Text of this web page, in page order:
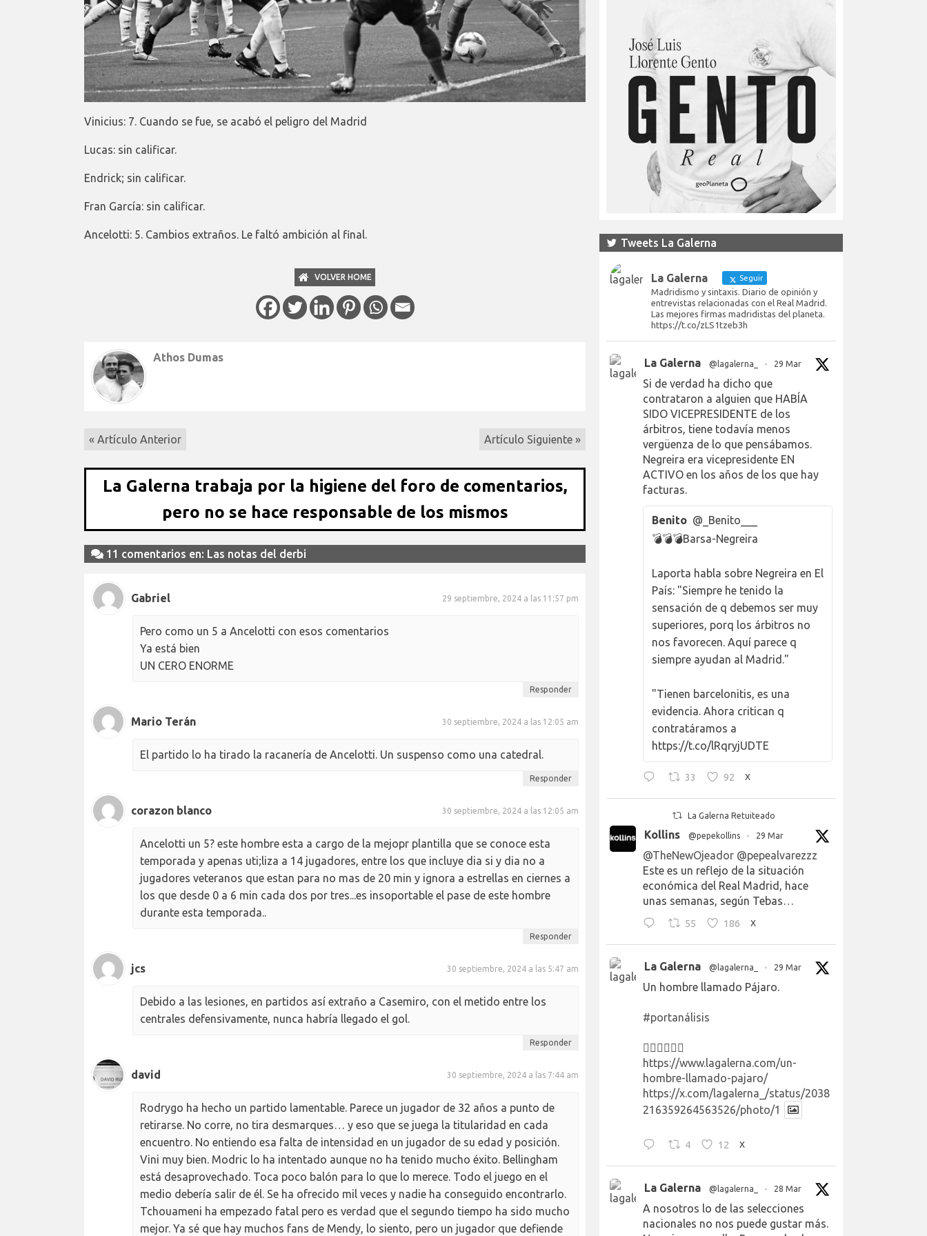
Vinicius: 7. Cuando se fue, se acabó el peligro del Madrid
Lucas: sin calificar.
Endrick; sin calificar.
Fran García: sin calificar.
Ancelotti: 5. Cambios extraños. Le faltó ambición al final.
VOLVER HOME
Athos Dumas
« Artículo Anterior Artículo Siguiente »
La Galerna trabaja por la higiene del foro de comentarios,
pero no se hace responsable de los mismos
11 comentarios en: Las notas del derbi
Gabriel 29 septiembre, 2024 a las 11:57 pm
Pero como un 5 a Ancelotti con esos comentarios
Ya está bien
UN CERO ENORME
Responder
Mario Terán 30 septiembre, 2024 a las 12:05 am
El partido lo ha tirado la racanería de Ancelotti. Un suspenso como una catedral.
Responder
corazon blanco 30 septiembre, 2024 a las 12:05 am
Ancelotti un 5? este hombre esta a cargo de la mejopr plantilla que se conoce esta
temporada y apenas uti;liza a 14 jugadores, entre los que incluye dia si y dia no a
jugadores veteranos que estan para no mas de 20 min y ignora a estrellas en ciernes a
los que desde 0 a 6 min cada dos por tres...es insoportable el pase de este hombre
durante esta temporada..
Responder
jcs 30 septiembre, 2024 a las 5:47 am
Debido a las lesiones, en partidos así extraño a Casemiro, con el metido entre los
centrales defensivamente, nunca habría llegado el gol.
Responder
david 30 septiembre, 2024 a las 7:44 am
Rodrygo ha hecho un partido lamentable. Parece un jugador de 32 años a punto de
retirarse. No corre, no tira desmarques… y eso que se juega la titularidad en cada
encuentro. No entiendo esa falta de intensidad en un jugador de su edad y posición.
Vini muy bien. Modric lo ha intentado aunque no ha tenido mucho éxito. Bellingham
está desaprovechado. Toca poco balón para lo que lo merece. Todo el juego en el
medio debería salir de él. Se ha ofrecido mil veces y nadie ha conseguido encontrarlo.
Tchouameni ha empezado fatal pero es verdad que el segundo tiempo ha sido mucho
mejor. Ya sé que hay muchos fans de Mendy, lo siento, pero un jugador que defiende
Tweets La Galerna
La Galerna Seguir
Madridismo y sintaxis. Diario de opinión y
entrevistas relacionadas con el Real Madrid.
Las mejores firmas madridistas del planeta.
https://t.co/zLS1tzeb3h
La Galerna @lagalerna_ · 29 Mar
Si de verdad ha dicho que
contrataron a alguien que HABÍA
SIDO VICEPRESIDENTE de los
árbitros, tiene todavía menos
vergüenza de lo que pensábamos.
Negreira era vicepresidente EN
ACTIVO en los años de los que hay
facturas.
Benito @_Benito___
💣💣💣Barsa-Negreira
Laporta habla sobre Negreira en El
País: "Siempre he tenido la
sensación de q debemos ser muy
superiores, porq los árbitros no
nos favorecen. Aquí parece q
siempre ayudan al Madrid."
"Tienen barcelonitis, es una
evidencia. Ahora critican q
contratáramos a
https://t.co/lRqryjUDTE
33 92 X
La Galerna Retuiteado
Kollins @pepekollins · 29 Mar
@TheNewOjeador @pepealvarezzz
Este es un reflejo de la situación
económica del Real Madrid, hace
unas semanas, según Tebas…
55 186 X
La Galerna @lagalerna_ · 29 Mar
Un hombre llamado Pájaro.
#portanálisis
👉🏻👉🏻👉🏻
https://www.lagalerna.com/un-
hombre-llamado-pajaro/
https://x.com/lagalerna_/status/2038
216359264563526/photo/1
4 12 X
La Galerna @lagalerna_ · 28 Mar
A nosotros lo de las selecciones
nacionales no nos puede gustar más.